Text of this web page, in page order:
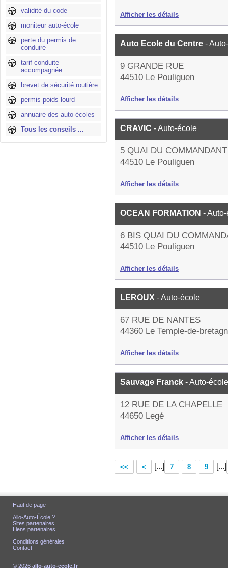
validité du code
moniteur auto-école
perte du permis de
conduire
tarif conduite
accompagnée
brevet de sécurité routière
permis poids lourd
annuaire des auto-écoles
Tous les conseils ...
Afficher les détails
Auto Ecole du Centre -
9 GRANDE RUE
44510 Le Pouliguen
Afficher les détails
CRAVIC - Auto-école
5 QUAI DU
44510 Le Pouliguen
Afficher les détails
OCEAN FORMATION -
6 BIS QUAI DU
44510 Le Pouliguen
Afficher les détails
LEROUX - Auto-école
67 RUE DE NANTES
44360 Le Temple-de-
Afficher les détails
Sauvage Franck - Auto-école
12 RUE DE LA CHAPELLE
44650 Legé
Afficher les détails
<< < [...] 7 8 9 [...]
Haut de page
Allo-Auto-École ?
Sites partenaires
Liens partenaires
Conditions générales
Contact
© 2026 allo-auto-ecole.fr